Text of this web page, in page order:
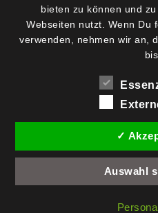
bieten zu können und
Webseiten nutzt. Wenn Du
verwenden, nehmen wir an,
✓
Auswahl